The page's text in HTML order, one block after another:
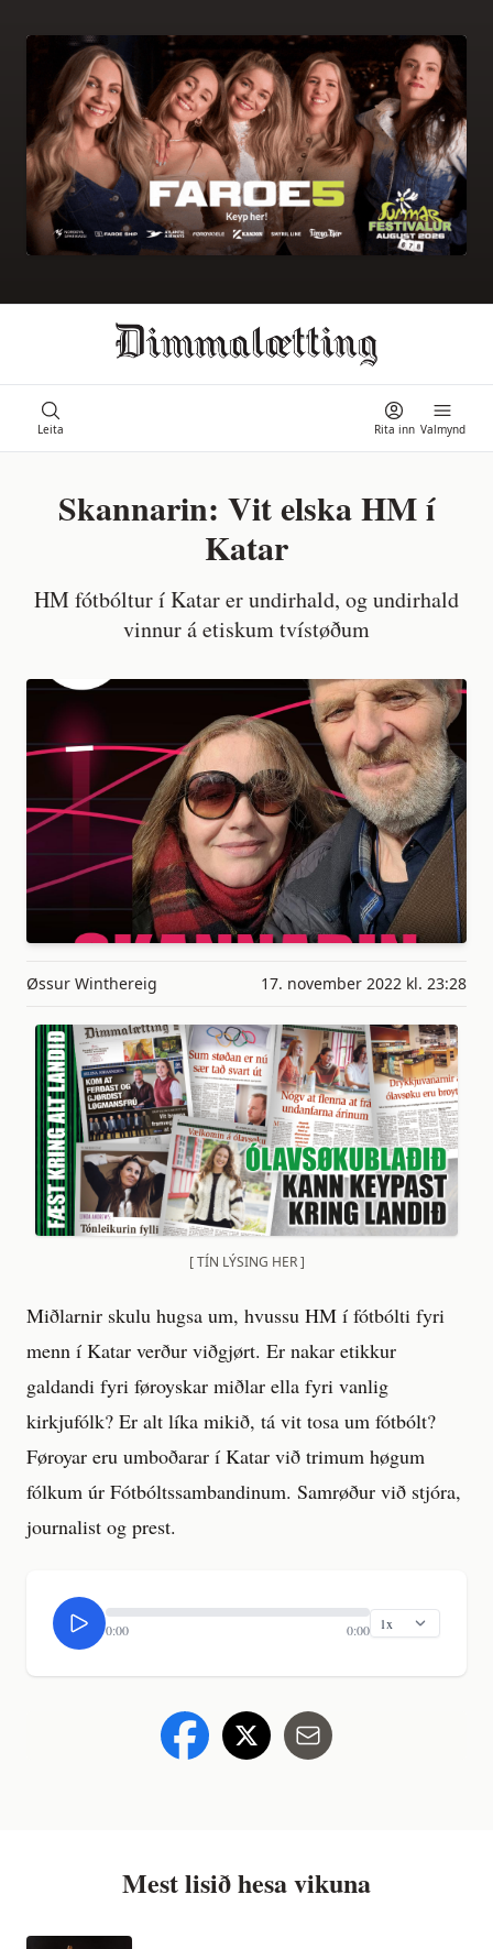
Leita Valmynd
Rita inn
Ongi úrslit
Skannarin: Vit elska HM í
Katar
HM fótbóltur í Katar er undirhald, og undirhald
vinnur á etiskum tvístøðum
Øssur Winthereig 17. november 2022 kl. 23:28
[ TÍN LÝSING HER ]
Miðlarnir skulu hugsa um, hvussu HM í fótbólti fyri
menn í Katar verður viðgjørt. Er nakar etikkur
galdandi fyri føroyskar miðlar ella fyri vanlig
kirkjufólk? Er alt líka mikið, tá vit tosa um fótbólt?
Føroyar eru umboðarar í Katar við trimum høgum
fólkum úr Fótbóltssambandinum. Samrøður við stjóra,
journalist og prest.
0:00 0:00
Mest lisið hesa vikuna